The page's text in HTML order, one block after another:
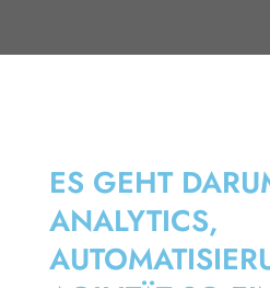
ES GEHT
ANALYTICS,